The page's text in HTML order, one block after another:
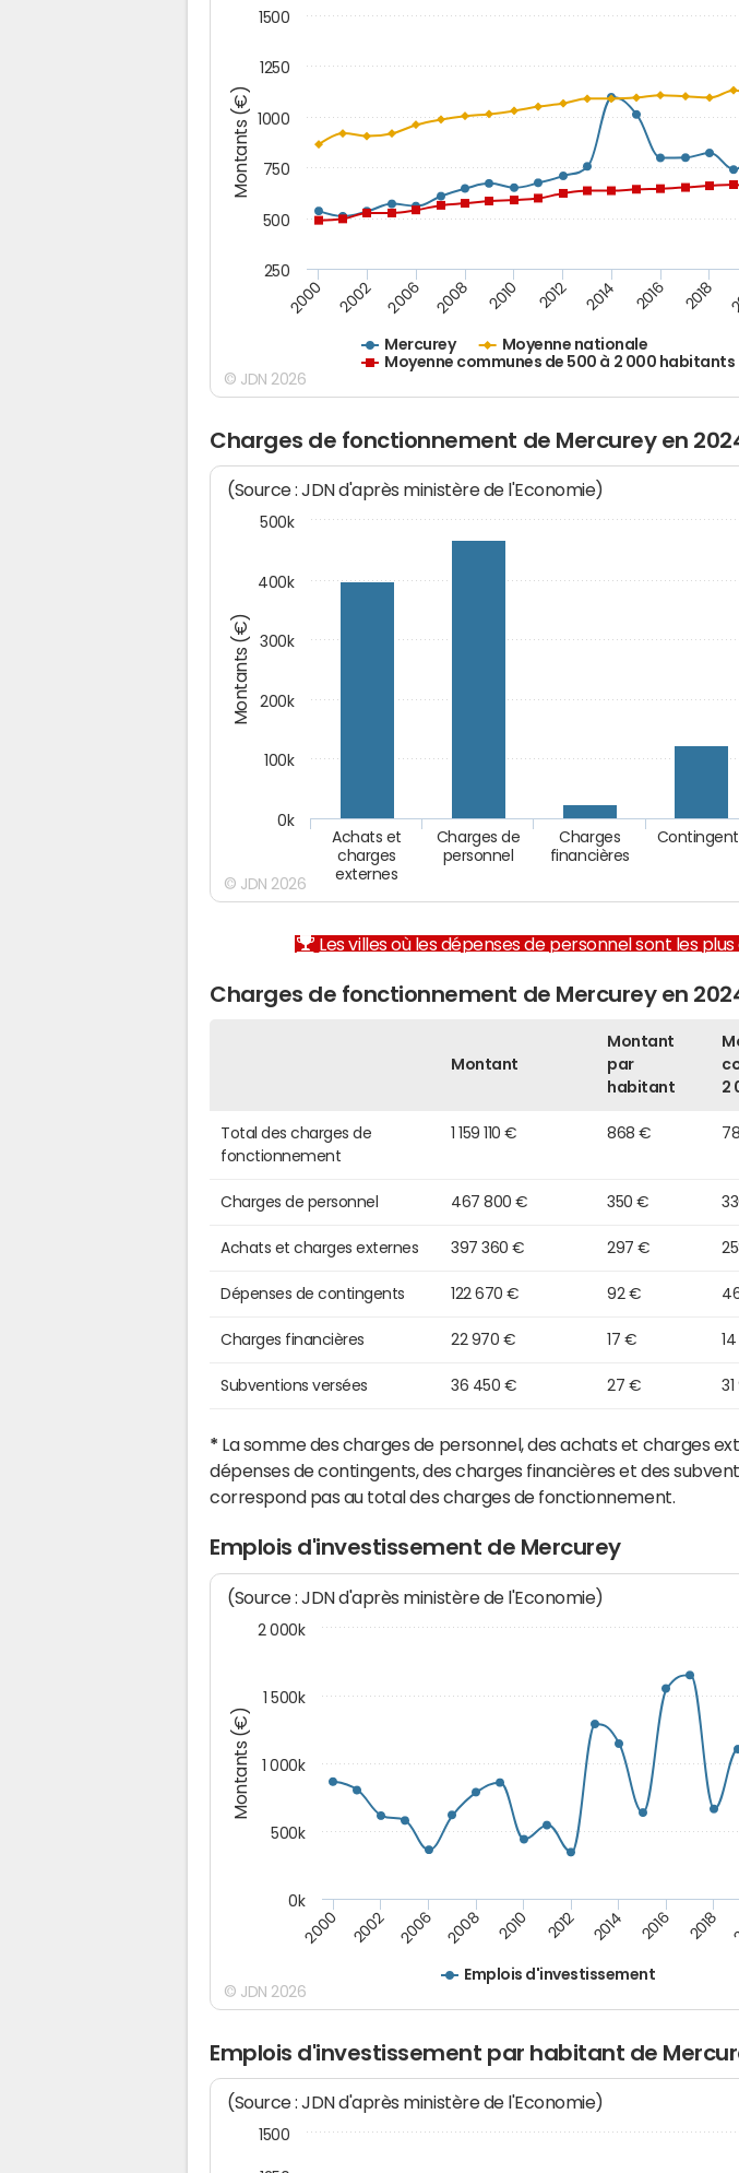
Montants (€)
Mercurey
Moyenne nationale
Moyenne communes de 500 à 2 000 habitants
2000 2002 2006 2008 2010 2012 2014 2016 2018
250
500
750
1000
1250
1500
© JDN 2026
Charges de fonctionnement de Mercurey en
Montants (€)
(Source : JDN d'après ministère de l'Economie)
Achats et
charges
externes
Charges de
personnel
Charges
financières
0k
100k
200k
300k
400k
500k
© JDN 2026
Les villes où les dépenses de personnel sont les
Charges de fonctionnement de Mercurey en
Montant
Montant
par
habitant
2
Total des charges de
fonctionnement
1 159 110 € 868 €
Charges de personnel 467 800 € 350 €
Achats et charges externes 397 360 € 297 €
Dépenses de contingents 122 670 € 92 €
Charges financières 22 970 € 17 €
Subventions versées 36 450 € 27 €
* La somme des charges de personnel, des achats et charges
dépenses de contingents, des charges financières et des
correspond pas au total des charges de fonctionnement.
Emplois d'investissement de Mercurey
Montants (€)
(Source : JDN d'après ministère de l'Economie)
Emplois d'investissement
2000 2002 2006 2008 2010 2012 2014 2016 2018
0k
500k
1 000k
1 500k
2 000k
© JDN 2026
Emplois d'investissement par habitant de
(Source : JDN d'après ministère de l'Economie)
1500